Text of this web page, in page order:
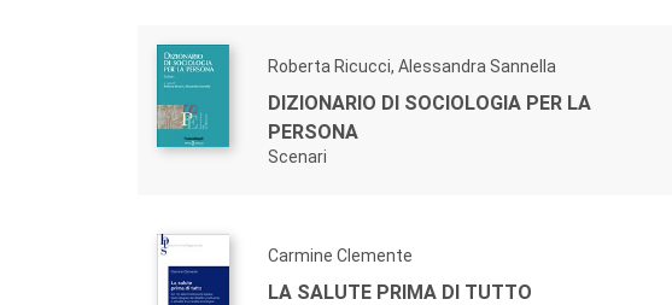
Roberta Ricucci, Alessandra Sannella
DIZIONARIO DI SOCIOLOGIA PER LA
PERSONA
Scenari
Carmine Clemente
LA SALUTE PRIMA DI TUTTO